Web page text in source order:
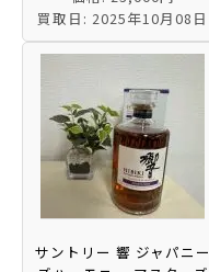
買取日: 2025年10月08日
サントリー 響 ジャパニー